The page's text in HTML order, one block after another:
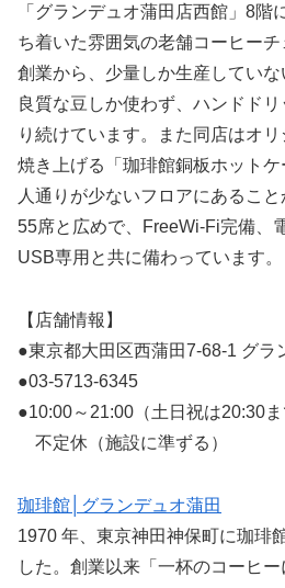
「グランデュオ蒲田店西館」8階
ち着いた雰囲気の老舗コーヒー
創業から、少量しか生産してい
良質な豆しか使わず、ハンドド
り続けています。また同店はオ
焼き上げる「珈琲館銅板ホット
人通りが少ないフロアにあること
55席と広めで、FreeWi-Fi完備、
USB専用と共に備わっています。
【店舗情報】
●東京都大田区西蒲田7-68-1 グラ
●03-5713-6345
●10:00～21:00（土日祝は20:30ま
不定休（施設に準ずる）
珈琲館│グランデュオ蒲田
1970 年、東京神田神保町に珈琲
した。創業以来「一杯のコーヒ